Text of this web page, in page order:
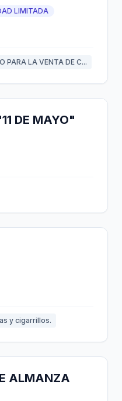
LIMITADA
PARA LA VENTA DE C...
DE MAYO"
y cigarrillos.
ALMANZA